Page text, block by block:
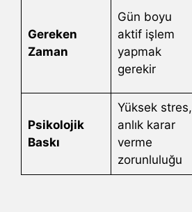
Gereken
Zaman
Gün boyu
aktif işlem
yapmak
gerekir
Psikolojik
Baskı
Yüksek stres,
anlık karar
verme
zorunluluğu